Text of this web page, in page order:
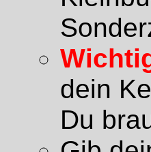
dein
Du